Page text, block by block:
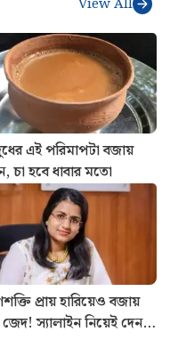
এই পরিমাপটা বজায়
চা হবে ধাবার মতো
প্রায় হারিয়েও বজায়
স্যালাইন নিয়েই দেন